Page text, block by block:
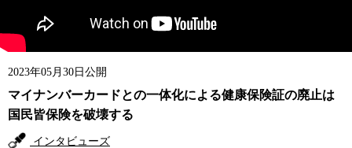
2023年05月30日公開
マイナンバーカードとの一体化による健康保険証の廃止は
国民皆保険を破壊する
インタビューズ